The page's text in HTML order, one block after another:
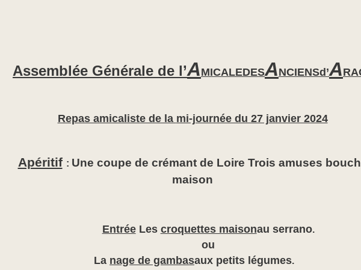
Assemblée Générale de l’AMICALEDESANCIENSd’A
Repas amicaliste de la mi-journée du 27 janvier 2024
Apéritif : Une coupe de crémant de Loire Trois amuses
maison
EntréeLes croquettes maisonau serrano.
ou
La nage de gambasaux petits légumes.